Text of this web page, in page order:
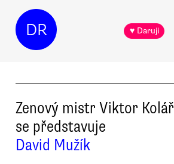
DR ♥ Daruji
Zenový mistr Viktor Kolář
se představuje
David Mužík